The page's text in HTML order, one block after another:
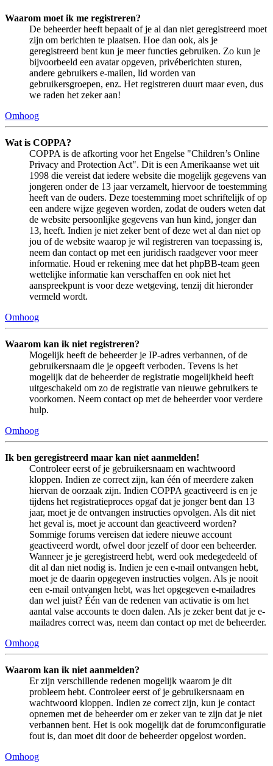
Waarom moet ik me registreren?
De beheerder heeft bepaalt of je al dan niet geregistreerd moet
zijn om berichten te plaatsen. Hoe dan ook, als je
geregistreerd bent kun je meer functies gebruiken. Zo kun je
bijvoorbeeld een avatar opgeven, privéberichten sturen,
andere gebruikers e-mailen, lid worden van
gebruikersgroepen, enz. Het registreren duurt maar even, dus
we raden het zeker aan!
Omhoog
Wat is COPPA?
COPPA is de afkorting voor het Engelse "Children’s Online
Privacy and Protection Act". Dit is een Amerikaanse wet uit
1998 die vereist dat iedere website die mogelijk gegevens van
jongeren onder de 13 jaar verzamelt, hiervoor de toestemming
heeft van de ouders. Deze toestemming moet schriftelijk of op
een andere wijze gegeven worden, zodat de ouders weten dat
de website persoonlijke gegevens van hun kind, jonger dan
13, heeft. Indien je niet zeker bent of deze wet al dan niet op
jou of de website waarop je wil registreren van toepassing is,
neem dan contact op met een juridisch raadgever voor meer
informatie. Houd er rekening mee dat het phpBB-team geen
wettelijke informatie kan verschaffen en ook niet het
aanspreekpunt is voor deze wetgeving, tenzij dit hieronder
vermeld wordt.
Omhoog
Waarom kan ik niet registreren?
Mogelijk heeft de beheerder je IP-adres verbannen, of de
gebruikersnaam die je opgeeft verboden. Tevens is het
mogelijk dat de beheerder de registratie mogelijkheid heeft
uitgeschakeld om zo de registratie van nieuwe gebruikers te
voorkomen. Neem contact op met de beheerder voor verdere
hulp.
Omhoog
Ik ben geregistreerd maar kan niet aanmelden!
Controleer eerst of je gebruikersnaam en wachtwoord
kloppen. Indien ze correct zijn, kan één of meerdere zaken
hiervan de oorzaak zijn. Indien COPPA geactiveerd is en je
tijdens het registratieproces opgaf dat je jonger bent dan 13
jaar, moet je de ontvangen instructies opvolgen. Als dit niet
het geval is, moet je account dan geactiveerd worden?
Sommige forums vereisen dat iedere nieuwe account
geactiveerd wordt, ofwel door jezelf of door een beheerder.
Wanneer je je geregistreerd hebt, werd ook medegedeeld of
dit al dan niet nodig is. Indien je een e-mail ontvangen hebt,
moet je de daarin opgegeven instructies volgen. Als je nooit
een e-mail ontvangen hebt, was het opgegeven e-mailadres
dan wel juist? Één van de redenen van activatie is om het
aantal valse accounts te doen dalen. Als je zeker bent dat je e-
mailadres correct was, neem dan contact op met de beheerder.
Omhoog
Waarom kan ik niet aanmelden?
Er zijn verschillende redenen mogelijk waarom je dit
probleem hebt. Controleer eerst of je gebruikersnaam en
wachtwoord kloppen. Indien ze correct zijn, kun je contact
opnemen met de beheerder om er zeker van te zijn dat je niet
verbannen bent. Het is ook mogelijk dat de forumconfiguratie
fout is, dan moet dit door de beheerder opgelost worden.
Omhoog